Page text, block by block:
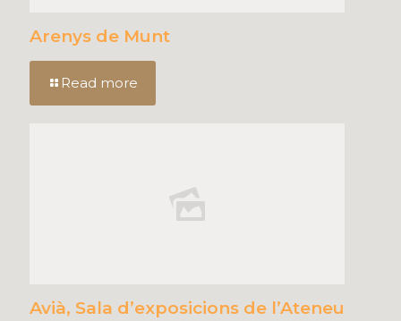
Arenys de Munt
Read more
Avià, Sala d’exposicions de l’Ateneu